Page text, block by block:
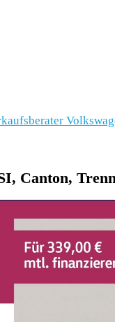
Canton,